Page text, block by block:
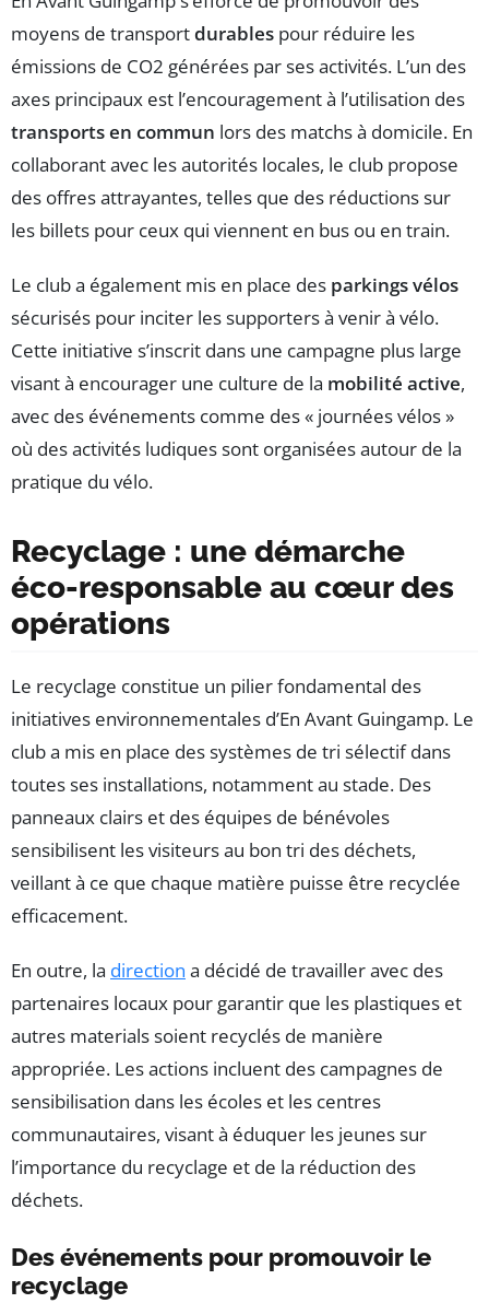
moyens de transportdurables pour réduire les
émissions de CO2 générées par ses activités. L’un des
axes principaux est l’encouragement à l’utilisation des
transports en commun lors des matchs à domicile. En
collaborant avec les autorités locales, le club propose
des offres attrayantes, telles que des réductions sur
les billets pour ceux qui viennent en bus ou en train.
Le club a également mis en place des parkings vélos
sécurisés pour inciter les supporters à venir à vélo.
Cette initiative s’inscrit dans une campagne plus large
visant à encourager une culture de la mobilité active,
avec des événements comme des « journées vélos »
où des activités ludiques sont organisées autour de la
pratique du vélo.
Recyclage : une démarche
éco-responsable au cœur des
opérations
Le recyclage constitue un pilier fondamental des
initiatives environnementales d’En Avant Guingamp. Le
club a mis en place des systèmes de tri sélectif dans
toutes ses installations, notamment au stade. Des
panneaux clairs et des équipes de bénévoles
sensibilisent les visiteurs au bon tri des déchets,
veillant à ce que chaque matière puisse être recyclée
efficacement.
En outre, la direction a décidé de travailler avec des
partenaires locaux pour garantir que les plastiques et
autres materials soient recyclés de manière
appropriée. Les actions incluent des campagnes de
sensibilisation dans les écoles et les centres
communautaires, visant à éduquer les jeunes sur
l’importance du recyclage et de la réduction des
déchets.
Des événements pour promouvoir le
recyclage